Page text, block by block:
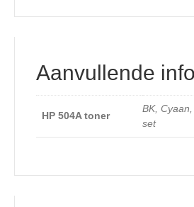
Aanvullende
HP 504A toner
BK,
set